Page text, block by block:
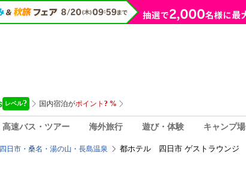
高速バス・ツアー 海外旅行 遊び・体験 キャンプ場
四日市・桑名・湯の山・長島温泉 都ホテル 四日市 ゲストラウンジ